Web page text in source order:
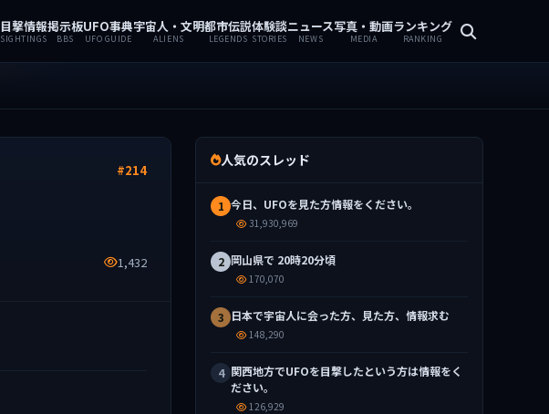
目撃情報
SIGHTINGS
掲示板
BBS
UFO事典
UFO GUIDE
宇宙人・文明
ALIENS
都市伝説
LEGENDS
体験談
STORIES
ニュース
NEWS
写真・動画
MEDIA
ランキング
RANKING
#214
1,432
人気のスレッド
1 今日、UFOを見た方情報をください。
31,930,969
2 岡山県で 20時20分頃
170,070
3 日本で宇宙人に会った方、見た方、情報求む
148,290
4 関西地方でUFOを目撃したという方は情報をく
ださい。
126,929